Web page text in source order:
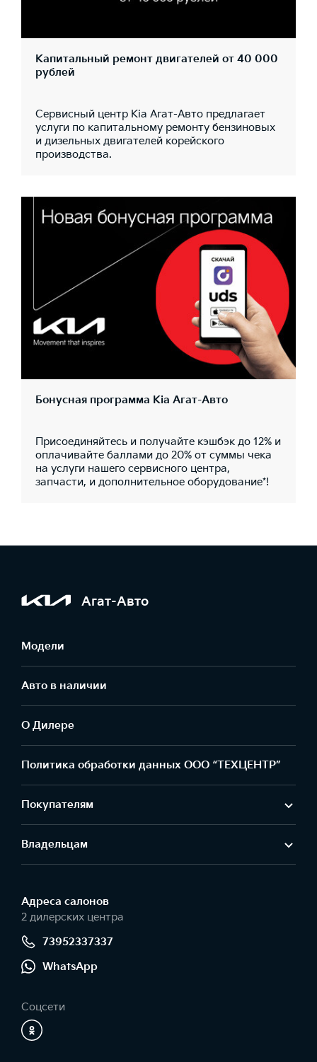
Капитальный ремонт двигателей от 40 000
рублей
Сервисный центр Kia Агат-Авто предлагает
услуги по капитальному ремонту бензиновых
и дизельных двигателей корейского
производства.
Бонусная программа Kia Агат-Авто
Присоединяйтесь и получайте кэшбэк до 12% и
оплачивайте баллами до 20% от суммы чека
на услуги нашего сервисного центра,
запчасти, и дополнительное оборудование*!
Агат-Авто
Модели
Авто в наличии
О Дилере
Политика обработки данных ООО “ТЕХЦЕНТР”
Покупателям
Владельцам
Адреса салонов
2 дилерских центра
73952337337
WhatsApp
Соцсети